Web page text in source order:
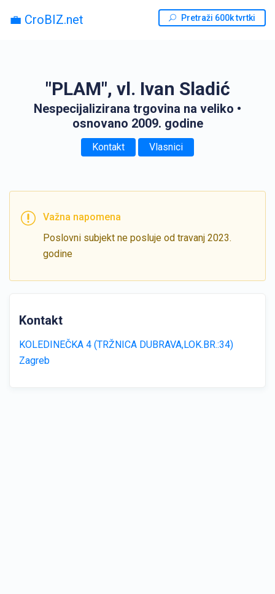
💼 CroBIZ.net Pretraži 600k tvrtki
"PLAM", vl. Ivan Sladić
Nespecijalizirana trgovina na veliko •
osnovano 2009. godine
Kontakt Vlasnici
Važna napomena
Poslovni subjekt ne posluje od travanj 2023.
godine
Kontakt
KOLEDINEČKA 4 (TRŽNICA DUBRAVA,LOK.BR.:34)
Zagreb